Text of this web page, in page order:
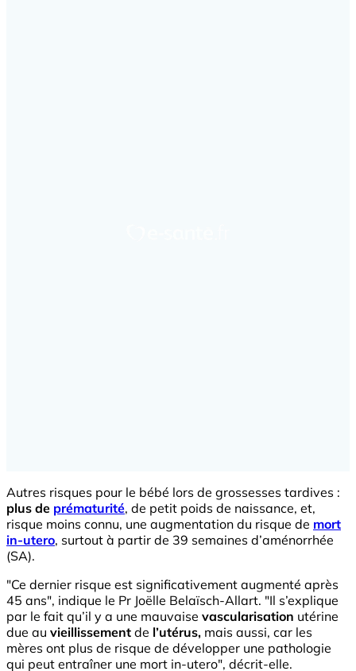
Autres risques pour le bébé lors de grossesses tardives :
plus de prématurité, de petit poids de naissance, et,
risque moins connu, une augmentation du risque de mort
in-utero, surtout à partir de 39 semaines d’aménorrhée
(SA).
"Ce dernier risque est significativement augmenté après
45 ans", indique le Pr Joëlle Belaïsch-Allart. "Il s’explique
par le fait qu’il y a une mauvaise vascularisation utérine
due au vieillissement de l’utérus, mais aussi, car les
mères ont plus de risque de développer une pathologie
qui peut entraîner une mort in-utero", décrit-elle.